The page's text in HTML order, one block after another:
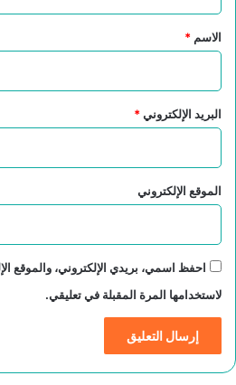
*
الاسم *
البريد الإلكتروني*
الموقع الإلكتروني
احفظ اسمي، بريدي الإلكتروني، والموقع
لاستخدامها المرة المقبلة في تعليقي.